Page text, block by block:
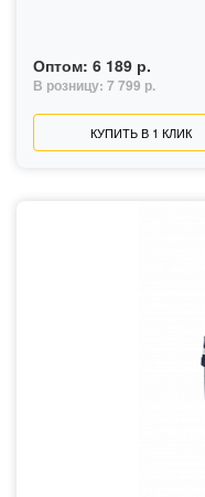
Оптом: 6 189 р.
В розницу: 7 799 р.
КУПИТЬ В 1 КЛИК